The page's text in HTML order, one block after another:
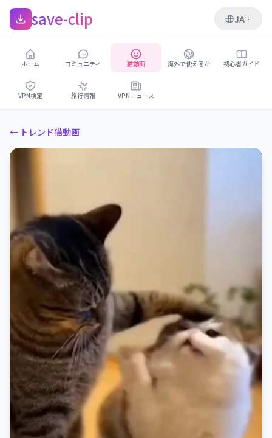
save-clip JA
ホーム コミュニティ 猫動画 海外で使えるか 初心者ガイド
VPN検定 旅行情報 VPNニュース
← トレンド猫動画